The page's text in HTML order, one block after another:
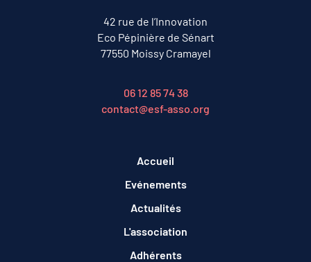
42 rue de l’Innovation
Eco Pépinière de Sénart
77550 Moissy Cramayel
06 12 85 74 38
contact@esf-asso.org
Accueil
Evénements
Actualités
L'association
Adhérents